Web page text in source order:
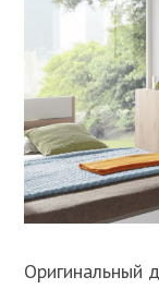
Оригинальный